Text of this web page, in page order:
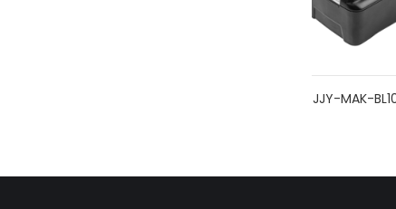
JJY-MAK-BL1041B